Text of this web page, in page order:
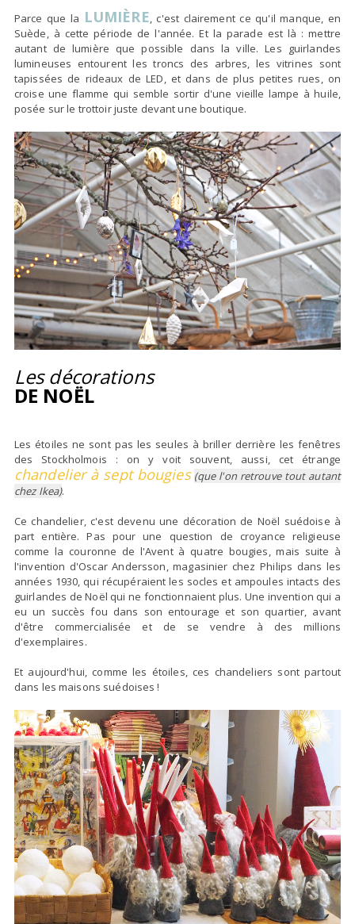
Parce que la LUMIÈRE, c'est clairement ce qu'il manque, en
Suède, à cette période de l'année. Et la parade est là : mettre
autant de lumière que possible dans la ville. Les guirlandes
lumineuses entourent les troncs des arbres, les vitrines sont
tapissées de rideaux de LED, et dans de plus petites rues, on
croise une flamme qui semble sortir d'une vieille lampe à huile,
posée sur le trottoir juste devant une boutique.
Les décorations
DE NOËL
Les étoiles ne sont pas les seules à briller derrière les fenêtres
des Stockholmois : on y voit souvent, aussi, cet étrange
chandelier à sept bougies (que l'on retrouve tout autant
chez Ikea).
Ce chandelier, c'est devenu une décoration de Noël suédoise à
part entière. Pas pour une question de croyance religieuse
comme la couronne de l'Avent à quatre bougies, mais suite à
l'invention d'Oscar Andersson, magasinier chez Philips dans les
années 1930, qui récupéraient les socles et ampoules intacts des
guirlandes de Noël qui ne fonctionnaient plus. Une invention qui a
eu un succès fou dans son entourage et son quartier, avant
d'être commercialisée et de se vendre à des millions
d'exemplaires.
Et aujourd'hui, comme les étoiles, ces chandeliers sont partout
dans les maisons suédoises !